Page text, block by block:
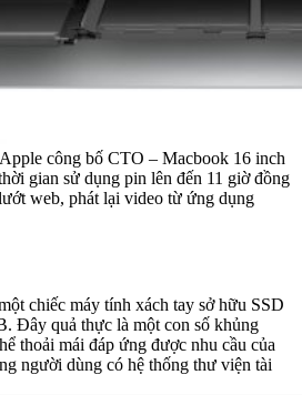
công bố CTO – Macbook 16 inch
gian sử dụng pin lên đến 11 giờ đồng
web, phát lại video từ ứng dụng
chiếc máy tính xách tay sở hữu SSD
Đây quả thực là một con số khủng
thoải mái đáp ứng được nhu cầu của
người dùng có hệ thống thư viện tài